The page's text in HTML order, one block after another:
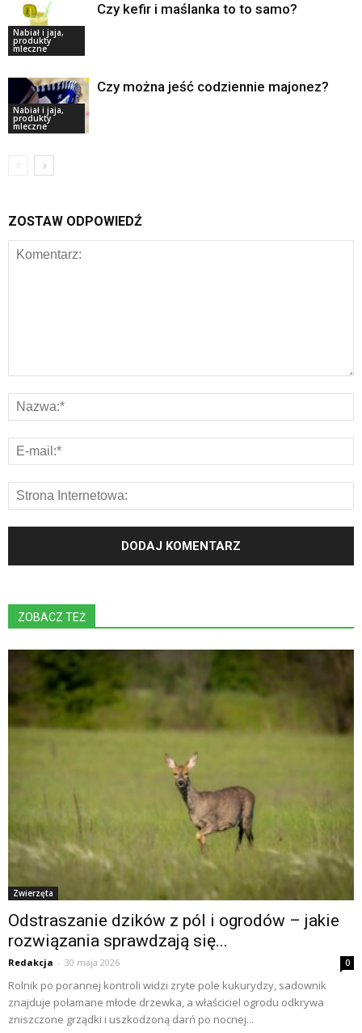
Nabiał i jaja,
produkty
mleczne
Czy kefir i maślanka to to samo?
Nabiał i jaja,
produkty
mleczne
Czy można jeść codziennie majonez?
ZOSTAW ODPOWIEDŹ
ZOBACZ TEŻ
Zwierzęta
Odstraszanie dzików z pól i ogrodów – jakie
rozwiązania sprawdzają się...
Redakcja - 30 maja 2026 0
Rolnik po porannej kontroli widzi zryte pole kukurydzy, sadownik
znajduje połamane młode drzewka, a właściciel ogrodu odkrywa
zniszczone grządki i uszkodzoną darń po nocnej...